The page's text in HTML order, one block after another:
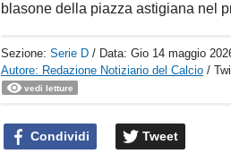
blasone della piazza astigiana nel
Sezione:Serie D / Data:Gio 14 maggio
Autore: Redazione Notiziario del Calcio /
vedi letture
Condividi Tweet